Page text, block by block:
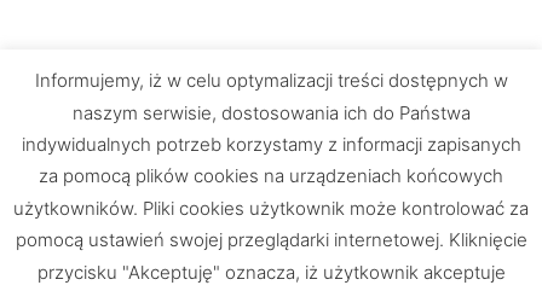
Informujemy, iż w celu optymalizacji treści dostępnych w
naszym serwisie, dostosowania ich do Państwa
indywidualnych potrzeb korzystamy z informacji zapisanych
za pomocą plików cookies na urządzeniach końcowych
użytkowników. Pliki cookies użytkownik może kontrolować za
pomocą ustawień swojej przeglądarki internetowej. Kliknięcie
przycisku "Akceptuję" oznacza, iż użytkownik akceptuje